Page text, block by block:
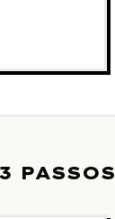
PASSOS